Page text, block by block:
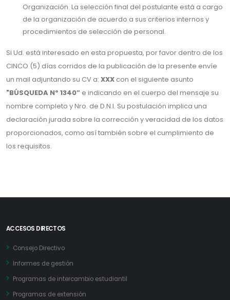
Organización. La selección final del postulante está a cargo
de la organización de acuerdo a sus criterios internos y
procedimientos de selección de personal.
Si Ud. está interesado en esta propuesta, por favor dentro de los
CINCO (5) días corridos de la publicación de la presente envíe
un mail adjuntando su CV a: XXX con el siguiente asunto
"BÚSQUEDA Nº 1340” e indicando en el cuerpo del mensaje su
nombre completo y Nro. de D.N.I. Su postulación implica una
declaración jurada sobre la corrección y veracidad de los datos
proporcionados, como así también sobre el cumplimiento de
los requisitos.
ACCESOS DIRECTOS
Consejo Directivo
Informes de gestión
Programas de intercambio estudiantil
Programas de extensión